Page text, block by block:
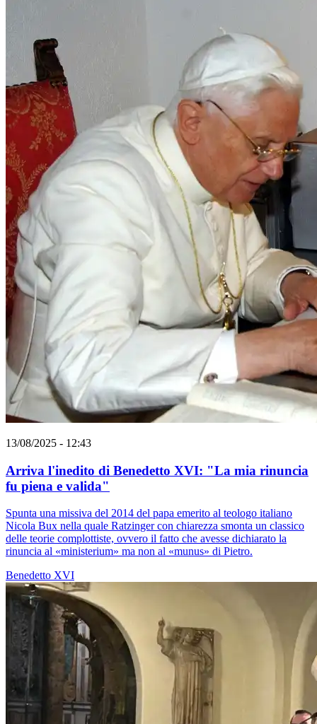
13/08/2025 - 12:43
Arriva l'inedito di Benedetto XVI: "La mia rinuncia
fu piena e valida"
Spunta una missiva del 2014 del papa emerito al teologo italiano
Nicola Bux nella quale Ratzinger con chiarezza smonta un classico
delle teorie complottiste, ovvero il fatto che avesse dichiarato la
rinuncia al «ministerium» ma non al «munus» di Pietro.
Benedetto XVI